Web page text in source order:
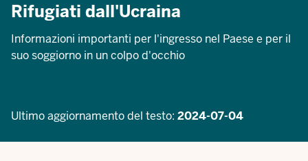
Rifugiati dall'Ucraina
Informazioni importanti per l'ingresso nel Paese e per il
suo soggiorno in un colpo d'occhio
Ultimo aggiornamento del testo: 2024-07-04